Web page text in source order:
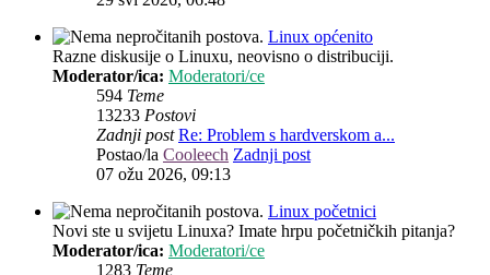
Linux općenito
Razne diskusije o Linuxu, neovisno o distribuciji.
Moderator/ica: Moderatori/ce
594 Teme
13233 Postovi
Zadnji post Re: Problem s hardverskom a...
Postao/la Cooleech Zadnji post
07 ožu 2026, 09:13
Linux početnici
Novi ste u svijetu Linuxa? Imate hrpu početničkih pitanja?
Moderator/ica: Moderatori/ce
1283 Teme